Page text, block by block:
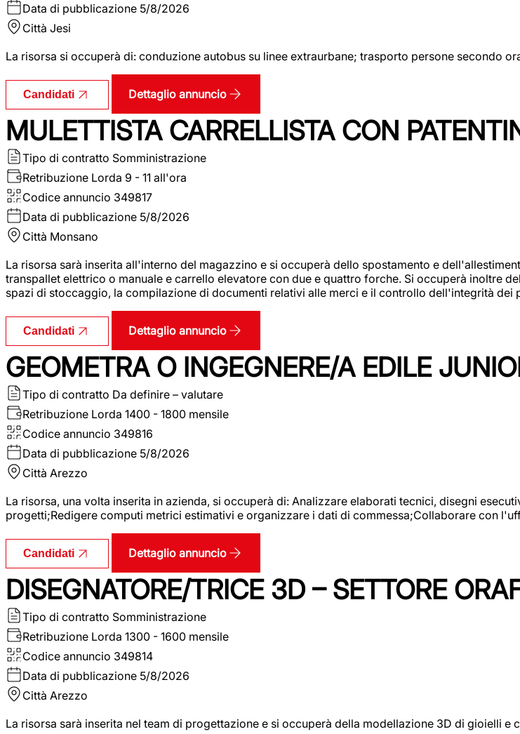
Data di pubblicazione 5/8/2026
Città Jesi
La risorsa si occuperà di: conduzione autobus su linee extraurbane; trasporto persone secondo
Candidati Dettaglio annuncio
MULETTISTA CARRELLISTA CON
Tipo di contratto Somministrazione
Retribuzione Lorda 9 - 11 all'ora
Codice annuncio 349817
Data di pubblicazione 5/8/2026
Città Monsano
La risorsa sarà inserita all'interno del magazzino e si occuperà dello spostamento e
transpallet elettrico o manuale e carrello elevatore con due e quattro forche. Si occuperà inoltre
spazi di stoccaggio, la compilazione di documenti relativi alle merci e il controllo dell'integrità dei
Candidati Dettaglio annuncio
GEOMETRA O INGEGNERE/A EDILE
Tipo di contratto Da definire – valutare
Retribuzione Lorda 1400 - 1800 mensile
Codice annuncio 349816
Data di pubblicazione 5/8/2026
Città Arezzo
La risorsa, una volta inserita in azienda, si occuperà di: Analizzare elaborati tecnici, disegni
progetti;Redigere computi metrici estimativi e organizzare i dati di commessa;Collaborare con
Candidati Dettaglio annuncio
DISEGNATORE/TRICE 3D – SETTORE
Tipo di contratto Somministrazione
Retribuzione Lorda 1300 - 1600 mensile
Codice annuncio 349814
Data di pubblicazione 5/8/2026
Città Arezzo
La risorsa sarà inserita nel team di progettazione e si occuperà della modellazione 3D di gioielli e